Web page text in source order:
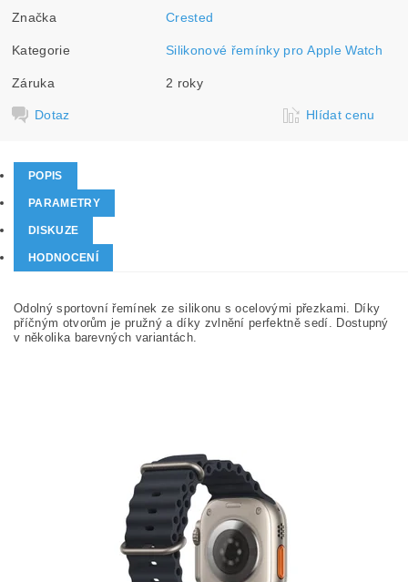
Značka Crested
Kategorie Silikonové řemínky pro Apple Watch
Záruka 2 roky
Dotaz Hlídat cenu
POPIS
PARAMETRY
DISKUZE
HODNOCENÍ
Odolný sportovní řemínek ze silikonu s ocelovými přezkami. Díky
příčným otvorům je pružný a díky zvlnění perfektně sedí. Dostupný
v několika barevných variantách.